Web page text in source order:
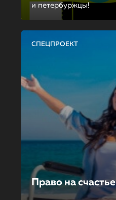
и петербуржцы!
СПЕЦПРОЕКТ
Право на счастье